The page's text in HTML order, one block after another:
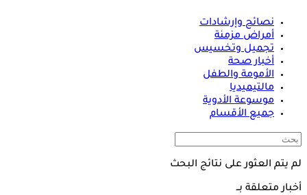
نصائح وإرشادات
أمراض مزمنة
تجميل وتخسيس
أخبار صحة
الأمومة والطفل
مالتيميديا
موسوعة الأدوية
جميع الأقسام
لم يتم العثور على نتائج البحث
أخبار متعلقة بــ